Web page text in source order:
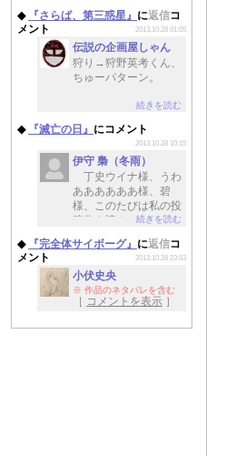
◆
『さらば、第三惑星』 に返信コ
メント
2013.10.28 01:05
伝説の企画屋しゃん
続きを読む
狩り→狩野英考くん、
ちゅーパターン。
ほんでもって、祝・単
全順位を制覇するど
ー。
◆ 『滅亡の日』 にコメント
2013.10.28 10:15
伊守 梟（冬雨）
続きを読む
丁史ウイナ様、うわ
ああああああ様、碧
様、このたびは私の投
稿作を読んでいただ
き、またご感想をいた
だきましてありがとう
ございます。
そして、投票してく
ださったみなさま、読
んでくださったみなさ
◆ 『完全体サイボーグ』 に返信コ
メント
2013.10.28 23:53
小伏史央
※ 作品のネタバレを含む
［ コメントを表示 ］